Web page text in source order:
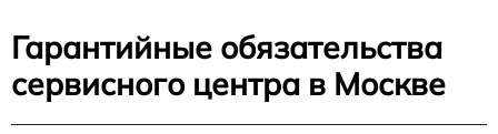
Гарантийные обязательства
сервисного центра в Москве